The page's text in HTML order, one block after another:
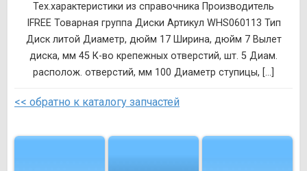
Тех.характеристики из справочника Производитель
IFREE Товарная группа Диски Артикул WHS060113 Тип
Диск литой Диаметр, дюйм 17 Ширина, дюйм 7 Вылет
диска, мм 45 К-во крепежных отверстий, шт. 5 Диам.
располож. отверстий, мм 100 Диаметр ступицы, [...]
<< обратно к каталогу запчастей